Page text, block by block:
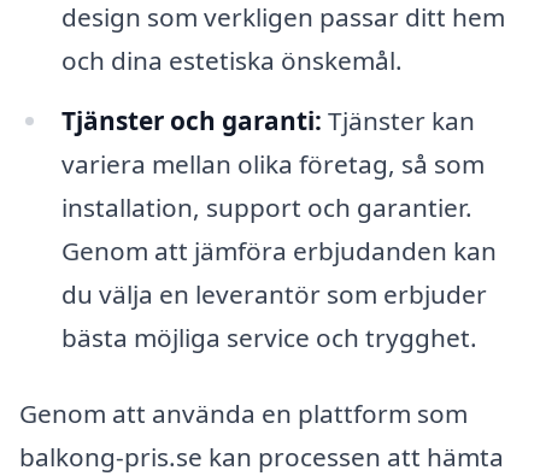
design som verkligen passar ditt hem
och dina estetiska önskemål.
Tjänster och garanti: Tjänster kan
variera mellan olika företag, så som
installation, support och garantier.
Genom att jämföra erbjudanden kan
du välja en leverantör som erbjuder
bästa möjliga service och trygghet.
Genom att använda en plattform som
balkong-pris.se kan processen att hämta